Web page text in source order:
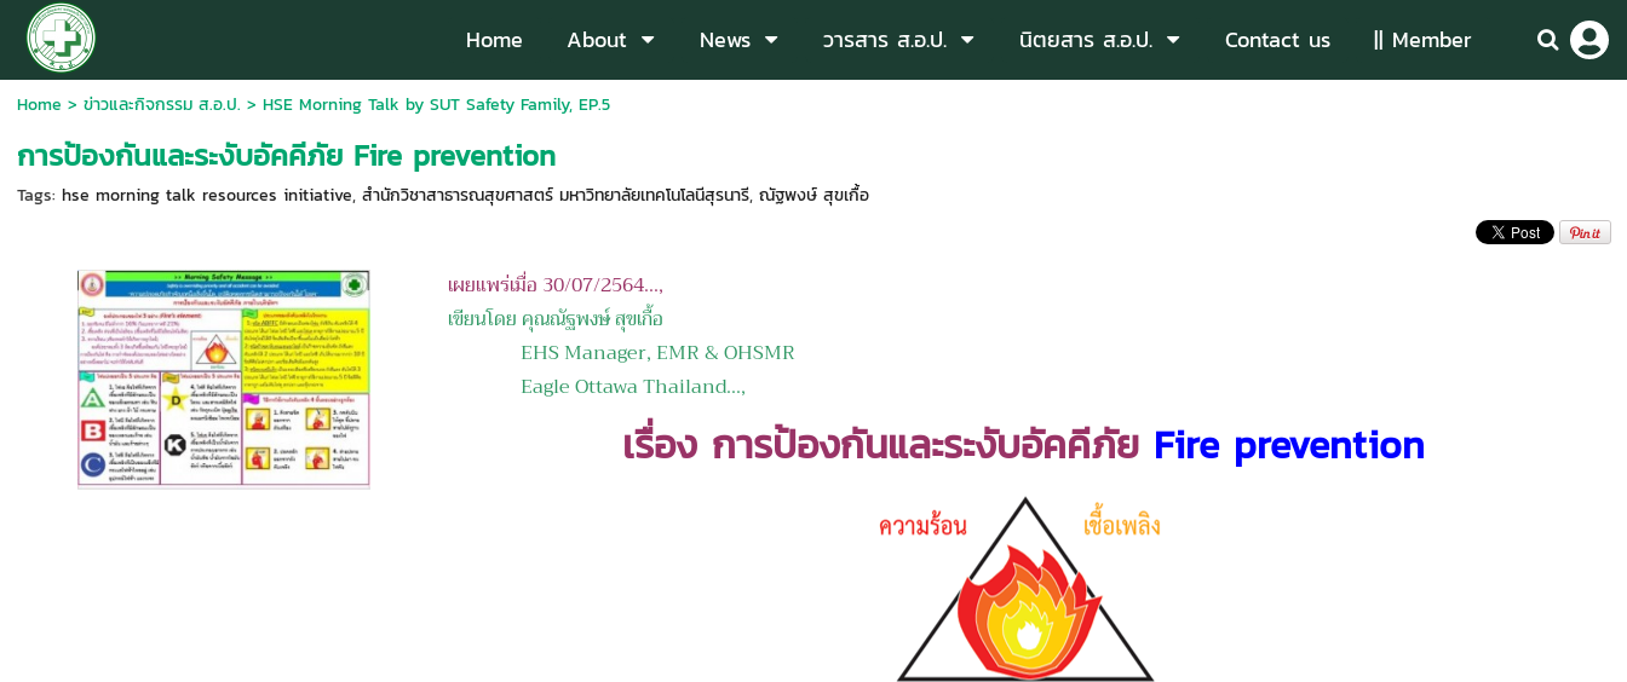
Home About News วารสาร ส.อ.ป. นิตยสาร ส.อ.ป. Contact us || Member
Home > ข่าวและกิจกรรม ส.อ.ป. > HSE Morning Talk by SUT Safety Family, EP.5
การป้องกันและระงับอัคคีภัย Fire prevention
Tags: hse morning talk resources initiative, สำนักวิชาสาธารณสุขศาสตร์ มหาวิทยาลัยเทคโนโลนีสุรนารี, ณัฐพงษ์ สุขเกื้อ
เผยแพร่เมื่อ 30/07/2564...,
เขียนโดย คุณณัฐพงษ์ สุขเกื้อ
EHS Manager, EMR & OHSMR
Eagle Ottawa Thailand...,
เรื่อง การป้องกันและระงับอัคคีภัย Fire prevention